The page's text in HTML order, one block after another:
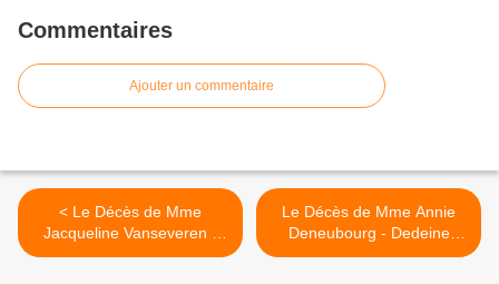
Commentaires
Ajouter un commentaire
< Le Décès de Mme
Jacqueline Vanseveren -
Van Heule (Janvier 2024).
Le Décès de Mme Annie
Deneubourg - Dedeine
(Janvier 2024). >